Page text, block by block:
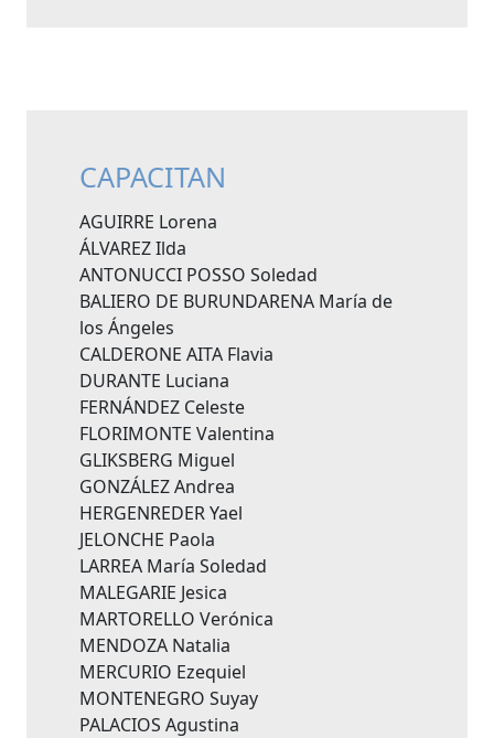
CAPACITAN
AGUIRRE Lorena
ÁLVAREZ Ilda
ANTONUCCI POSSO Soledad
BALIERO DE BURUNDARENA María de
los Ángeles
CALDERONE AITA Flavia
DURANTE Luciana
FERNÁNDEZ Celeste
FLORIMONTE Valentina
GLIKSBERG Miguel
GONZÁLEZ Andrea
HERGENREDER Yael
JELONCHE Paola
LARREA María Soledad
MALEGARIE Jesica
MARTORELLO Verónica
MENDOZA Natalia
MERCURIO Ezequiel
MONTENEGRO Suyay
PALACIOS Agustina